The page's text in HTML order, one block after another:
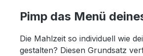
Pimp das Menü
Die Mahlzeit so individuell wie
gestalten? Diesen Grundsatz